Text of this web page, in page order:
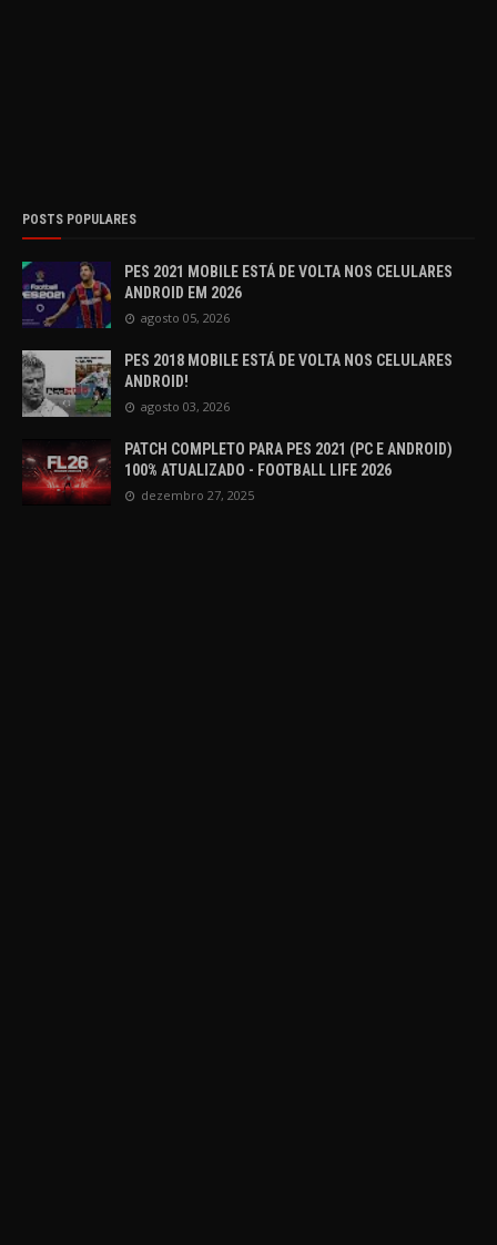
POSTS POPULARES
PES 2021 MOBILE ESTÁ DE VOLTA NOS CELULARES
ANDROID EM 2026
agosto 05, 2026
PES 2018 MOBILE ESTÁ DE VOLTA NOS CELULARES
ANDROID!
agosto 03, 2026
PATCH COMPLETO PARA PES 2021 (PC E ANDROID)
100% ATUALIZADO - FOOTBALL LIFE 2026
dezembro 27, 2025